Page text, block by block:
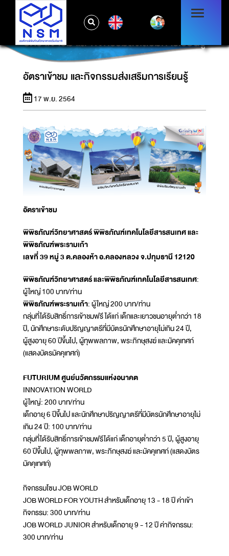
อัตราเข้าชม และกิจกรรมส่งเสริมการเรียนรู้
อัตราเข้าชม และกิจกรรมส่งเสริมการเรียนรู้
17 พ.ย. 2564
อัตราเข้าชม
พิพิธภัณฑ์วิทยาศาสตร์ พิพิธภัณฑ์เทคโนโลยีสารสนเทศ และ
พิพิธภัณฑ์พระรามเก้า
เลขที่ 39 หมู่ 3 ต.คลองห้า อ.คลองหลวง จ.ปทุมธานี 12120
พิพิธภัณฑ์วิทยาศาสตร์ และพิพิธภัณฑ์เทคโนโลยีสารสนเทศ:
ผู้ใหญ่ 100 บาท/ท่าน
พิพิธภัณฑ์พระรามเก้า: ผู้ใหญ่ 200 บาท/ท่าน
กลุ่มที่ได้รับสิทธิ์การเข้าชมฟรี ได้แก่ เด็กและเยาวชนอายุต่ำกว่า 18
ปี, นักศึกษาระดับปริญญาตรีที่มีบัตรนักศึกษาอายุไม่เกิน 24 ปี,
ผู้สูงอายุ 60 ปีขึ้นไป, ผู้ทุพพลภาพ, พระภิกษุสงฆ์ และมัคคุเทศก์
(แสดงบัตรมัคคุเทศก์)
FUTURIUM ศูนย์นวัตกรรมแห่งอนาคต
INNOVATION WORLD
ผู้ใหญ่: 200 บาท/ท่าน
เด็กอายุ 6 ปีขึ้นไป และนักศึกษาปริญญาตรีที่มีบัตรนักศึกษาอายุไม่
เกิน 24 ปี: 100 บาท/ท่าน
กลุ่มที่ได้รับสิทธิ์การเข้าชมฟรีได้แก่ เด็กอายุต่ำกว่า 5 ปี, ผู้สูงอายุ
60 ปีขึ้นไป, ผู้ทุพพลภาพ, พระภิกษุสงฆ์ และมัคคุเทศก์ (แสดงบัตร
มัคคุเทศก์)
กิจกรรมโซน JOB WORLD
JOB WORLD FOR YOUTH สำหรับเด็กอายุ 13 - 18 ปี ค่าเข้า
กิจกรรม: 300 บาท/ท่าน
JOB WORLD JUNIOR สำหรับเด็กอายุ 9 - 12 ปี ค่ากิจกรรม:
300 บาท/ท่าน